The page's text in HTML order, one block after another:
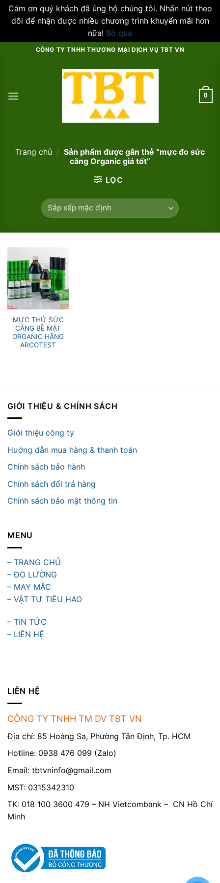
Cám ơn quý khách đã ủng hộ chúng tôi. Nhấn nút theo
dõi để nhận được nhiều chương trình khuyến mãi hơn
nữa! Bỏ qua
CÔNG TY TNHH THƯƠNG MẠI DỊCH VỤ TBT VN
0
Trang chủ / Sản phẩm được gắn thẻ “mực đo sức
căng Organic giá tốt”
LỌC
MỰC THỬ SỨC
CĂNG BỀ MẶT
ORGANIC HÃNG
ARCOTEST
GIỚI THIỆU & CHÍNH SÁCH
Giới thiệu công ty
Hướng dẫn mua hàng & thanh toán
Chính sách bảo hành
Chính sách đổi trả hàng
Chính sách bảo mật thông tin
MENU
– TRANG CHỦ
– ĐO LƯỜNG
– MAY MẶC
– VẬT TƯ TIÊU HAO
– TIN TỨC
– LIÊN HỆ
LIÊN HỆ
CÔNG TY TNHH TM DV TBT VN
Địa chỉ: 85 Hoàng Sa, Phường Tân Định, Tp. HCM
Hotline: 0938 476 099 (Zalo)
Email: tbtvninfo@gmail.com
MST: 0315342310
TK: 018 100 3600 479 – NH Vietcombank – CN Hồ Chí
Minh